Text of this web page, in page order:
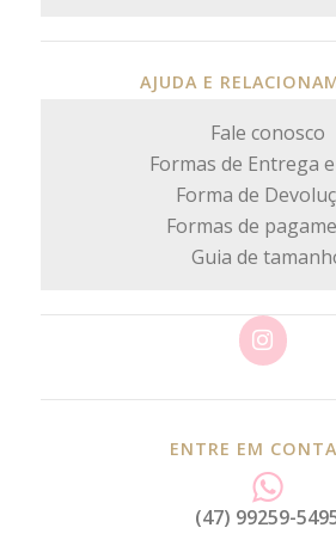
AJUDA E
Fale conosco
Formas de Entrega
Forma de
Formas de
Guia de
ENTRE EM
(47) 99259-